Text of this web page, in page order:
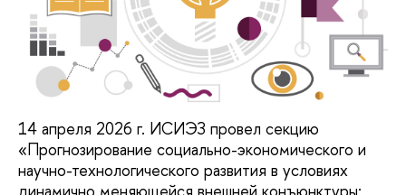
14 апреля 2026 г. ИСИЭЗ провел секцию
«Прогнозирование социально-экономического и
научно-технологического развития в условиях